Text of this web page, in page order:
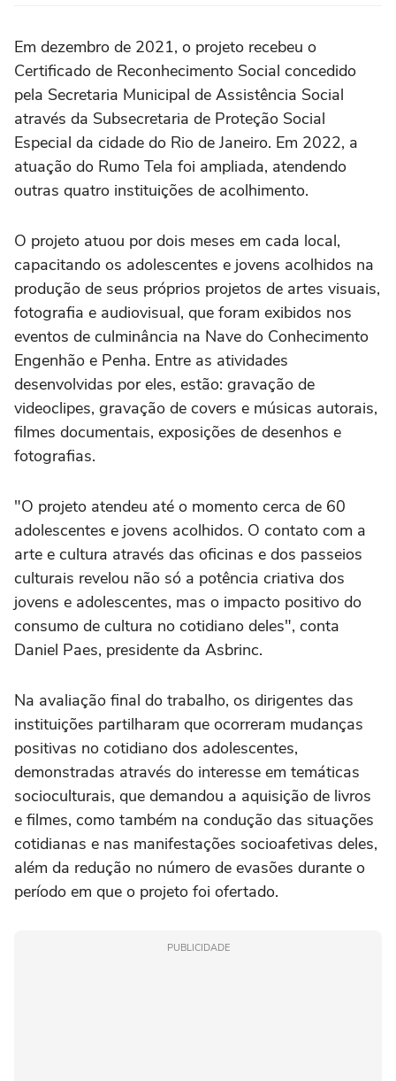
Em dezembro de 2021, o projeto recebeu o
Certificado de Reconhecimento Social concedido
pela Secretaria Municipal de Assistência Social
através da Subsecretaria de Proteção Social
Especial da cidade do Rio de Janeiro. Em 2022, a
atuação do Rumo Tela foi ampliada, atendendo
outras quatro instituições de acolhimento.
O projeto atuou por dois meses em cada local,
capacitando os adolescentes e jovens acolhidos na
produção de seus próprios projetos de artes visuais,
fotografia e audiovisual, que foram exibidos nos
eventos de culminância na Nave do Conhecimento
Engenhão e Penha. Entre as atividades
desenvolvidas por eles, estão: gravação de
videoclipes, gravação de covers e músicas autorais,
filmes documentais, exposições de desenhos e
fotografias.
"O projeto atendeu até o momento cerca de 60
adolescentes e jovens acolhidos. O contato com a
arte e cultura através das oficinas e dos passeios
culturais revelou não só a potência criativa dos
jovens e adolescentes, mas o impacto positivo do
consumo de cultura no cotidiano deles", conta
Daniel Paes, presidente da Asbrinc.
Na avaliação final do trabalho, os dirigentes das
instituições partilharam que ocorreram mudanças
positivas no cotidiano dos adolescentes,
demonstradas através do interesse em temáticas
socioculturais, que demandou a aquisição de livros
e filmes, como também na condução das situações
cotidianas e nas manifestações socioafetivas deles,
além da redução no número de evasões durante o
período em que o projeto foi ofertado.
PUBLICIDADE